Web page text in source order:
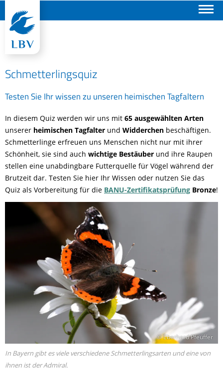
Schmetterlingsquiz
Testen Sie Ihr wissen zu unseren heimischen Tagfaltern
In diesem Quiz werden wir uns mit 65 ausgewählten Arten
unserer heimischen Tagfalter und Widderchen beschäftigen.
Schmetterlinge erfreuen uns Menschen nicht nur mit ihrer
Schönheit, sie sind auch wichtige Bestäuber und ihre Raupen
stellen eine unabdingbare Futterquelle für Vögel während der
Brutzeit dar. Testen Sie hier Ihr Wissen oder nutzen Sie das
Quiz als Vorbereitung für die BANU-Zertifikatsprüfung Bronze!
© Eberhard Pfeuffer
In Bayern gibt es viele verschiedene Schmetterlingsarten und eine von
ihnen ist der Admiral.